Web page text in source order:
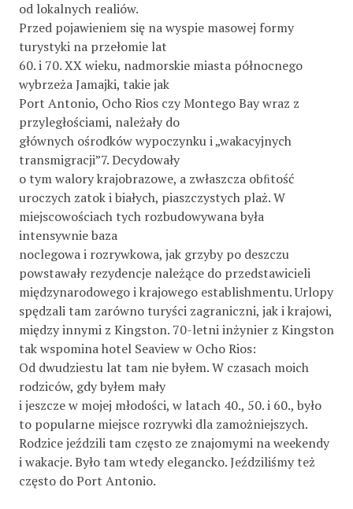
od lokalnych realiów.
Przed pojawieniem się na wyspie masowej formy
turystyki na przełomie lat
60. i 70. XX wieku, nadmorskie miasta północnego
wybrzeża Jamajki, takie jak
Port Antonio, Ocho Rios czy Montego Bay wraz z
przyległościami, należały do
głównych ośrodków wypoczynku i „wakacyjnych
transmigracji”7. Decydowały
o tym walory krajobrazowe, a zwłaszcza obﬁtość
uroczych zatok i białych, piaszczystych plaż. W
miejscowościach tych rozbudowywana była
intensywnie baza
noclegowa i rozrywkowa, jak grzyby po deszczu
powstawały rezydencje należące do przedstawicieli
międzynarodowego i krajowego establishmentu. Urlopy
spędzali tam zarówno turyści zagraniczni, jak i krajowi,
między innymi z Kingston. 70-letni inżynier z Kingston
tak wspomina hotel Seaview w Ocho Rios:
Od dwudziestu lat tam nie byłem. W czasach moich
rodziców, gdy byłem mały
i jeszcze w mojej młodości, w latach 40., 50. i 60., było
to popularne miejsce rozrywki dla zamożniejszych.
Rodzice jeździli tam często ze znajomymi na weekendy
i wakacje. Było tam wtedy elegancko. Jeździliśmy też
często do Port Antonio.